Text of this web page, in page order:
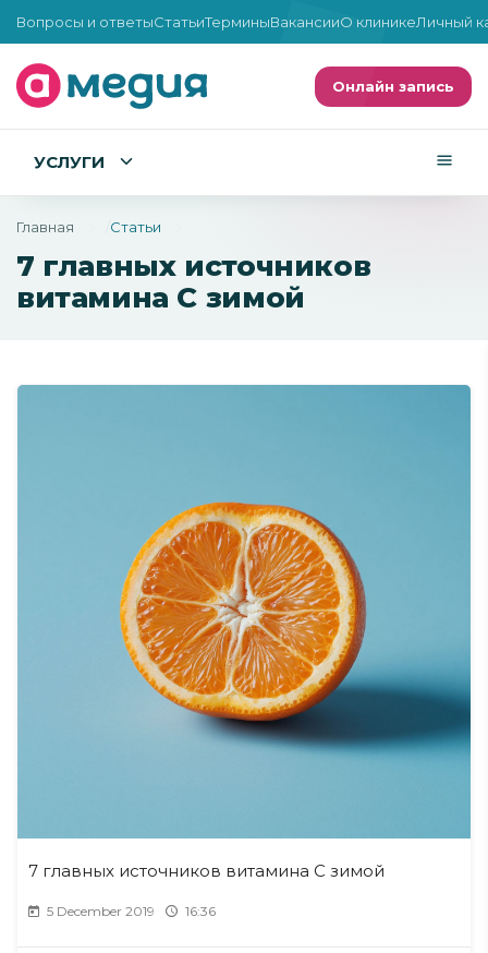
Вопросы и ответыСтатьиТерминыВакансииО клиникеЛичный
Онлайн запись
УСЛУГИ
Главная Статьи
7 главных источников
витамина C зимой
7 главных источников витамина C зимой
5 December 2019 16:36